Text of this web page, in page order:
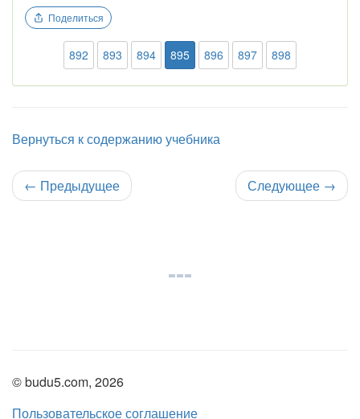
Поделиться
892 893 894 895 896 897 898
Вернуться к содержанию учебника
← Предыдущее Следующее →
© budu5.com, 2026
Пользовательское соглашение